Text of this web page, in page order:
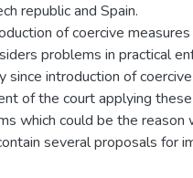
republic and Spain.
of coercive
problems in practical
introduction of
of the court applying
which could be the reason
several proposals for